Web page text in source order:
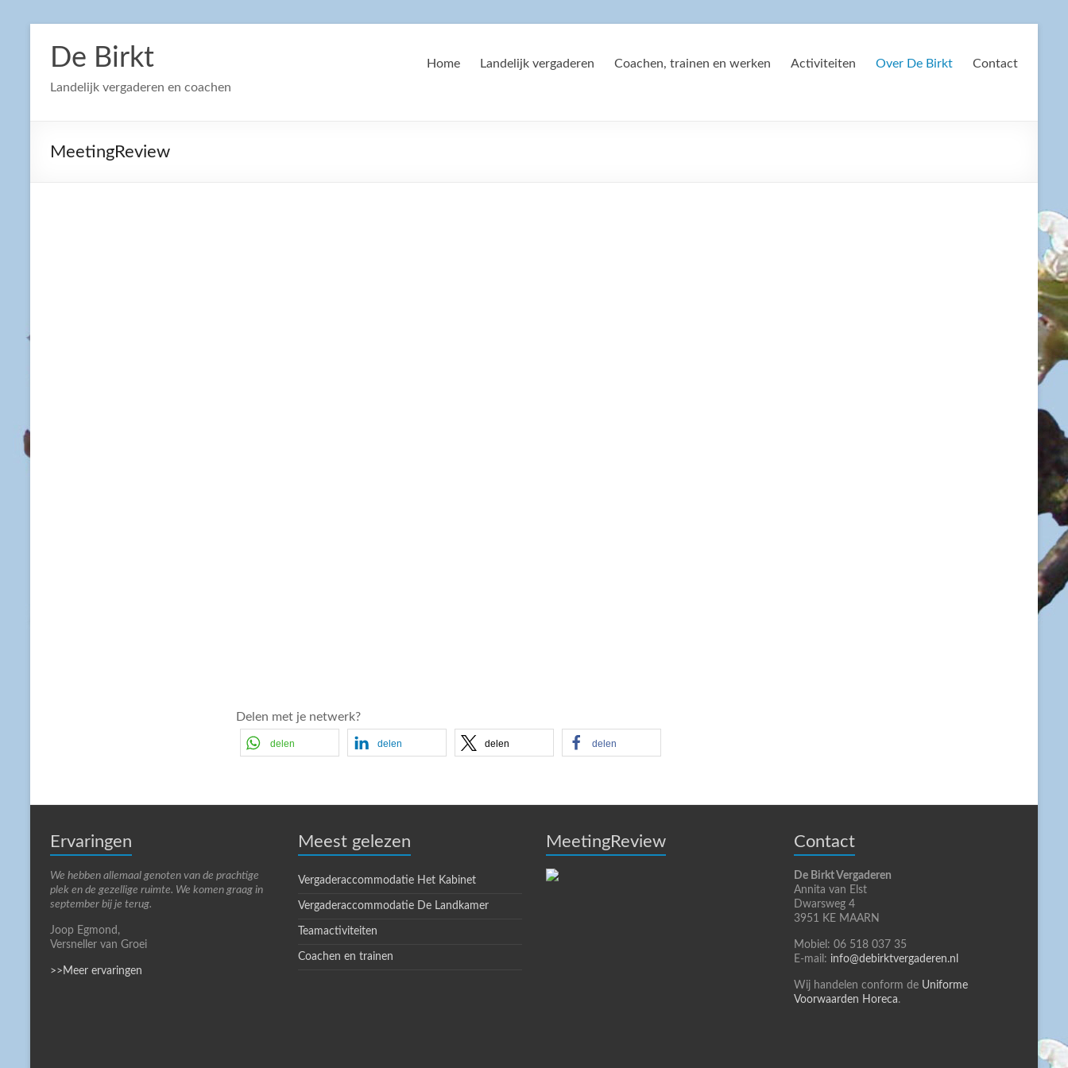
naarDe Birkt
Landelijk vergaderen en coachen
Home Landelijk vergaderen Coachen, trainen en werken Activiteiten Over De Birkt Contact
MeetingReview
Delen met je netwerk?
delen delen delen delen
Ervaringen
We hebben allemaal genoten van de prachtige
plek en de gezellige ruimte. We komen graag in
september bij je terug.
Joop Egmond,
Versneller van Groei
>>Meer ervaringen
Meest gelezen
Vergaderaccommodatie Het Kabinet
Vergaderaccommodatie De Landkamer
Teamactiviteiten
Coachen en trainen
MeetingReview Contact
De Birkt Vergaderen
Annita van Elst
Dwarsweg 4
3951 KE MAARN
Mobiel: 06 518 037 35
E-mail: info@debirktvergaderen.nl
Wij handelen conform de Uniforme
Voorwaarden Horeca.